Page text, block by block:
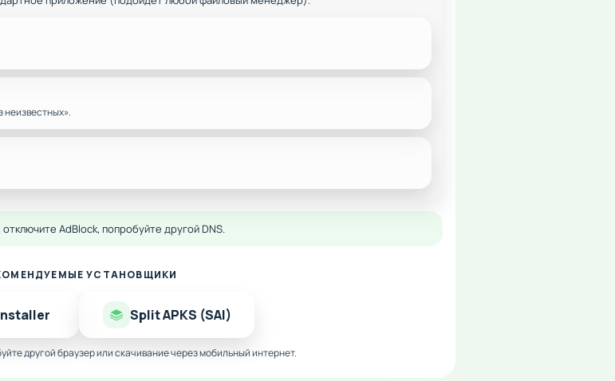
неизвестных».
отключите AdBlock, попробуйте другой DNS.
УСТАНОВЩИКИ
Split APKS (SAI)
другой браузер или скачивание через мобильный интернет.